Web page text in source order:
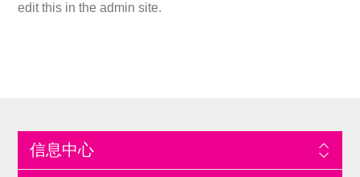
edit this in the admin site.
信息中心